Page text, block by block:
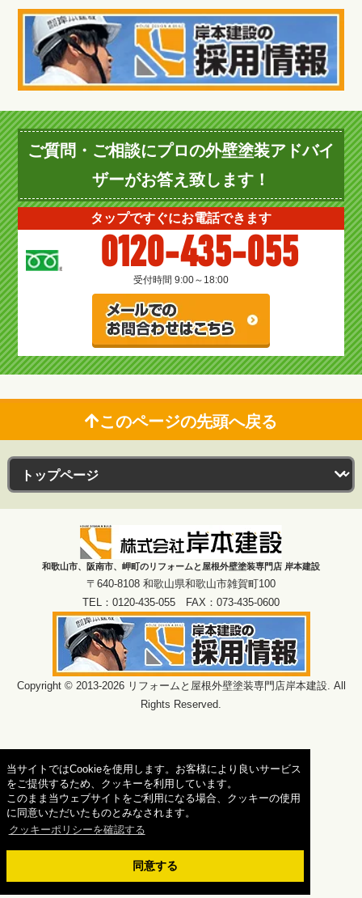
当サイトではCookieを使用します。お客様により良いサービス
をご提供するため、クッキーを利用しています。
このまま当ウェブサイトをご利用になる場合、クッキーの使用
に同意いただいたものとみなされます。
クッキーポリシーを確認する
同意する
ご質問・ご相談にプロの外壁塗装アドバイ
ザーがお答え致します！
タップですぐにお電話できます
0120-435-055
受付時間 9:00～18:00
このページの先頭へ戻る
和歌山市、阪南市、岬町のリフォームと屋根外壁塗装専門店 岸本建設
〒640-8108 和歌山県和歌山市雑賀町100
TEL：0120-435-055 FAX：073-435-0600
Copyright © 2013-2026 リフォームと屋根外壁塗装専門店岸本建設. All
Rights Reserved.